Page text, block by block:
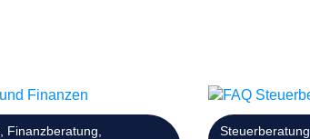
Finanzberatung Steuerberatung